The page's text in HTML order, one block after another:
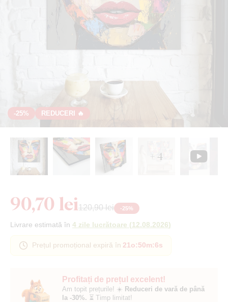
-25% REDUCERI 🔥
+ 4
Profitați de prețul excelent!
Am topit prețurile! ☀️ Reduceri de vară de până
la -30%. ⏳ Timp limitat!
90,70 lei120,90 lei -25%
Livrare estimată în 4 zile lucrătoare (12.08.2026)
Prețul promoțional expiră în 21o:50m:5s